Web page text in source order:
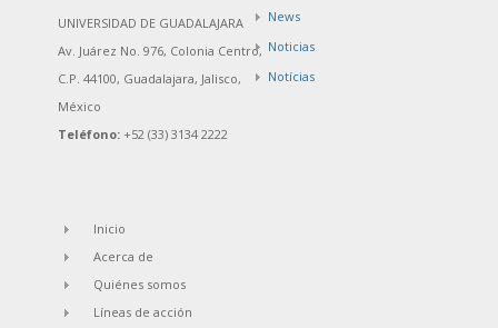
UNIVERSIDAD DE GUADALAJARA
Av. Juárez No. 976, Colonia Centro,
C.P. 44100, Guadalajara, Jalisco,
México
Teléfono: +52 (33) 3134 2222
News
Noticias
Notícias
Inicio
Acerca de
Quiénes somos
Líneas de acción